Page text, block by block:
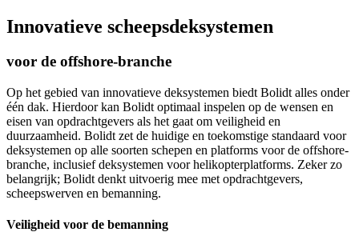
Innovatieve scheepsdeksystemen
voor de offshore-branche
Op het gebied van innovatieve deksystemen biedt Bolidt alles onder
één dak. Hierdoor kan Bolidt optimaal inspelen op de wensen en
eisen van opdrachtgevers als het gaat om veiligheid en
duurzaamheid. Bolidt zet de huidige en toekomstige standaard voor
deksystemen op alle soorten schepen en platforms voor de offshore-
branche, inclusief deksystemen voor helikopterplatforms. Zeker zo
belangrijk; Bolidt denkt uitvoerig mee met opdrachtgevers,
scheepswerven en bemanning.
Veiligheid voor de bemanning